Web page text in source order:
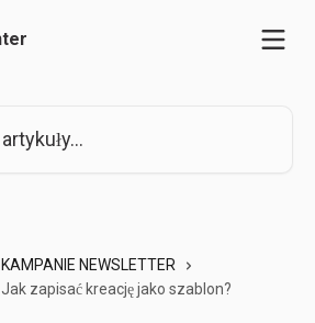
KAMPANIE NEWSLETTER
Jak zapisać kreację jako szablon?